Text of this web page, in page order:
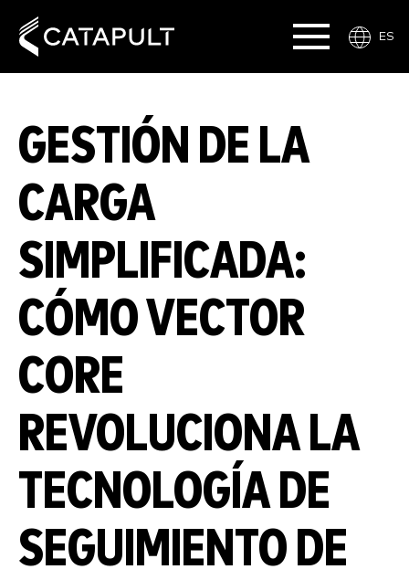
ES
GESTIÓN DE LA
CARGA
SIMPLIFICADA:
CÓMO VECTOR
CORE
REVOLUCIONA LA
TECNOLOGÍA DE
SEGUIMIENTO DE